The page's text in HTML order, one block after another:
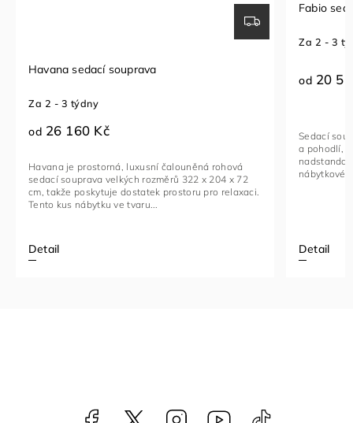
20 510 Kč
Detail
Sedací souprava FABIO je ideální kombinací luxusu
nadstandardní komfort. Toto stylové a multifunkční
nábytkové řešení je vyrobeno...
Sedací
Za 1 - 2
od 23
Detail
Rohová
funkční kus
vybavený
kovovými
Facebook NataliNabytek
Instagram YouTube